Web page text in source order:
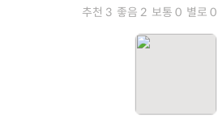
추천 3 좋음 2 보통 0 별로 0